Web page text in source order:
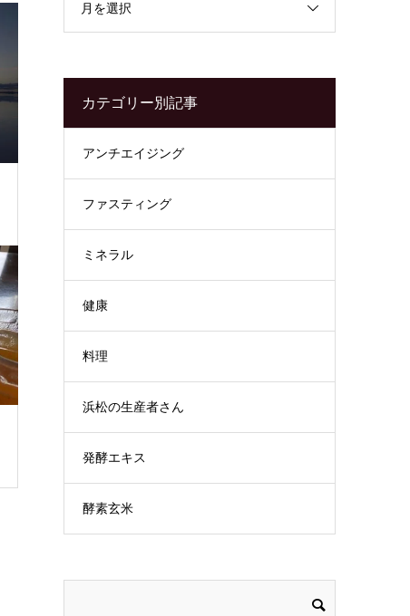
月を選択
カテゴリー別記事
アンチエイジング
ファスティング
ミネラル
健康
料理
浜松の生産者さん
発酵エキス
酵素玄米